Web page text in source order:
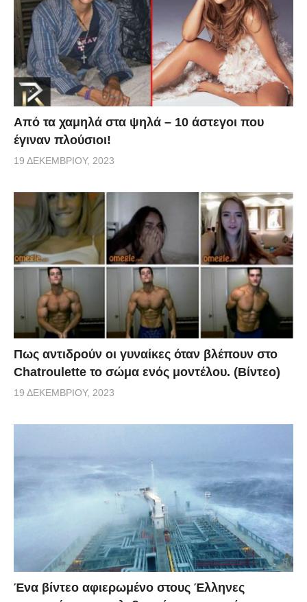
Από τα χαμηλά στα ψηλά – 10 άστεγοι που
έγιναν πλούσιοι!
19 ΔΕΚΕΜΒΡΊΟΥ, 2023
Πως αντιδρούν οι γυναίκες όταν βλέπουν στο
Chatroulette το σώμα ενός μοντέλου. (Βίντεο)
19 ΔΕΚΕΜΒΡΊΟΥ, 2023
Ένα βίντεο αφιερωμένο στους Έλληνες